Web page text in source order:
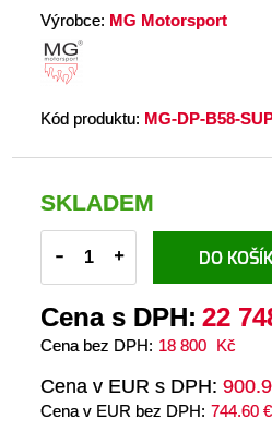
Výrobce: MG Motorsport
Kód produktu: MG-DP-B58-
SKLADEM
- + DO
Cena s DPH: 22
Cena bez DPH: 18 800 Kč
Cena v EUR s DPH:
Cena v EUR bez DPH: 744.60 €